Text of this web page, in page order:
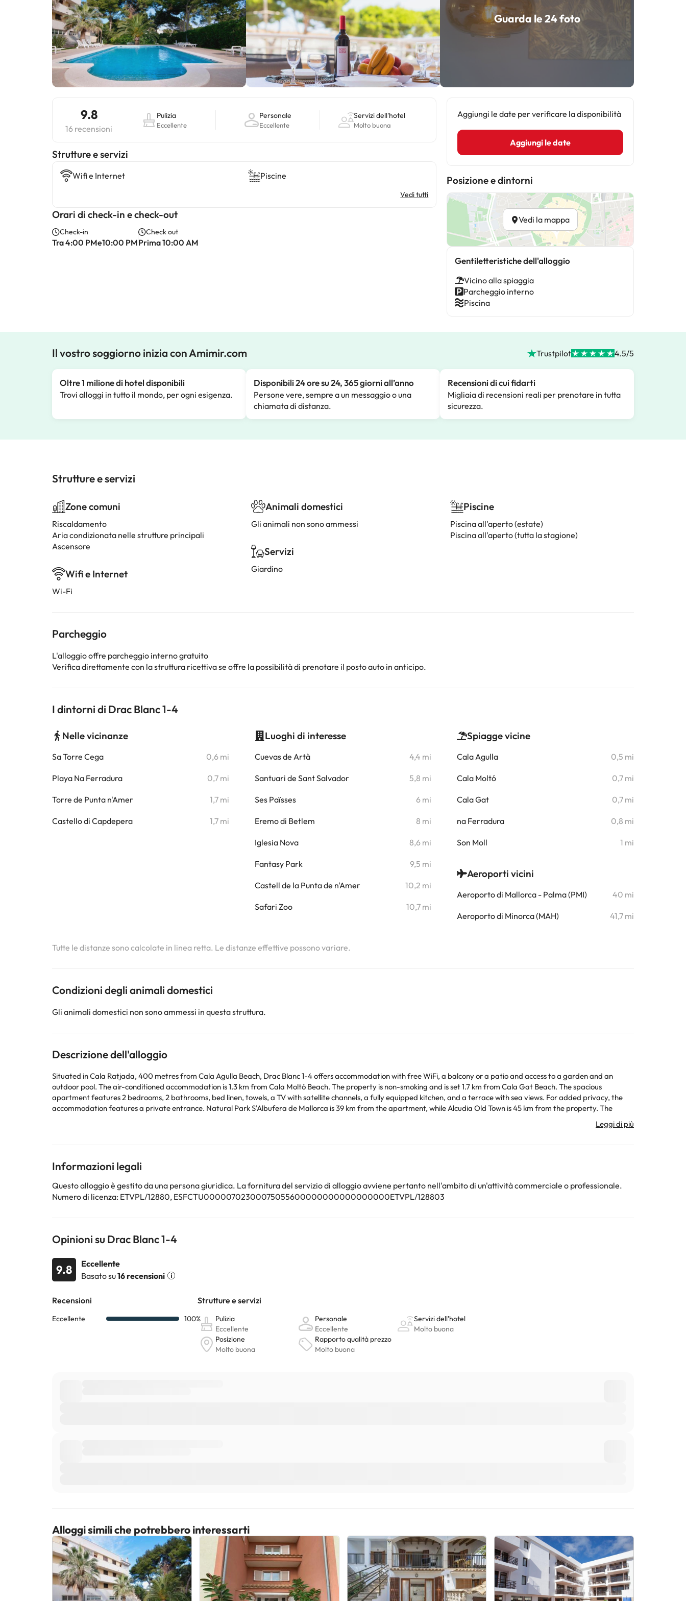
Guarda le 24 foto
9.8
16 recensioni
Pulizia
Eccellente
Personale
Eccellente
Servizi dell'hotel
Molto buona
​Strutture e servizi
Wifi e Internet Piscine
Vedi tutti
Orari di check-in e check-out
Check-in
Tra 4:00 PMe10:00 PM
Check out
Prima 10:00 AM
Aggiungi le date per verificare la disponibilità
Aggiungi le date
Posizione e dintorni
Vedi la mappa
Gentiletteristiche dell'alloggio
Vicino alla spiaggia
Parcheggio interno
Piscina
Il vostro soggiorno inizia con Amimir.com Trustpilot 4.5/5
Oltre 1 milione di hotel disponibili
Trovi alloggi in tutto il mondo, per ogni esigenza.
Disponibili 24 ore su 24, 365 giorni all’anno
Persone vere, sempre a un messaggio o una
chiamata di distanza.
Recensioni di cui fidarti
Migliaia di recensioni reali per prenotare in tutta
sicurezza.
Strutture e servizi
Zone comuni
Riscaldamento
Aria condizionata nelle strutture principali
Ascensore
Wifi e Internet
Wi-Fi
Animali domestici
Gli animali non sono ammessi
Servizi
Giardino
Piscine
Piscina all'aperto (estate)
Piscina all'aperto (tutta la stagione)
Parcheggio
L'alloggio offre parcheggio interno gratuito
Verifica direttamente con la struttura ricettiva se offre la possibilità di prenotare il posto auto in anticipo.
I dintorni di Drac Blanc 1-4
Nelle vicinanze
Sa Torre Cega 0,6 mi
Playa Na Ferradura 0,7 mi
Torre de Punta n'Amer 1,7 mi
Castello di Capdepera 1,7 mi
Luoghi di interesse
Cuevas de Artà 4,4 mi
Santuari de Sant Salvador 5,8 mi
Ses Païsses 6 mi
Eremo di Betlem 8 mi
Iglesia Nova 8,6 mi
Fantasy Park 9,5 mi
Castell de la Punta de n'Amer 10,2 mi
Safari Zoo 10,7 mi
Spiagge vicine
Cala Agulla 0,5 mi
Cala Moltó 0,7 mi
Cala Gat 0,7 mi
na Ferradura 0,8 mi
Son Moll 1 mi
Aeroporti vicini
Aeroporto di Mallorca - Palma (PMI) 40 mi
Aeroporto di Minorca (MAH) 41,7 mi
Tutte le distanze sono calcolate in linea retta. Le distanze effettive possono variare.
Condizioni degli animali domestici
Gli animali domestici non sono ammessi in questa struttura.
Descrizione dell'alloggio
Situated in Cala Ratjada, 400 metres from Cala Agulla Beach, Drac Blanc 1-4 offers accommodation with free WiFi, a balcony or a patio and access to a garden and an
outdoor pool. The air-conditioned accommodation is 1.3 km from Cala Moltó Beach. The property is non-smoking and is set 1.7 km from Cala Gat Beach. The spacious
apartment features 2 bedrooms, 2 bathrooms, bed linen, towels, a TV with satellite channels, a fully equipped kitchen, and a terrace with sea views. For added privacy, the
accommodation features a private entrance. Natural Park S'Albufera de Mallorca is 39 km from the apartment, while Alcudia Old Town is 45 km from the property. The
Alcuni dei servizi indicati potrebbero essere a pagamento. Puoi consultare le relative tariffe direttamente presso la struttura. Tutte le informazioni presenti in questa pagina
Informazioni legali
Questo alloggio è gestito da una persona giuridica. La fornitura del servizio di alloggio avviene pertanto nell'ambito di un'attività commerciale o professionale.
Numero di licenza: ETVPL/12880, ESFCTU00000702300075055600000000000000000ETVPL/128803
Opinioni su Drac Blanc 1-4
9.8
Eccellente
Basato su16 recensioni
Alloggi simili che potrebbero interessarti